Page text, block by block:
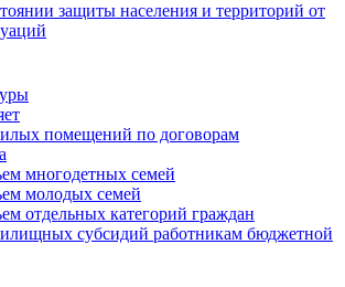
защиты населения и территорий от
помещений по договорам
многодетных семей
молодых семей
отдельных категорий граждан
субсидий работникам бюджетной